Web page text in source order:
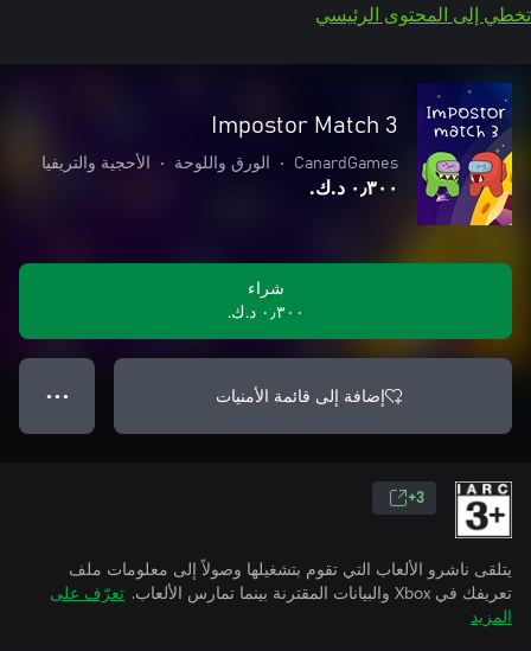
تخطي إلى المحتوى الرئيسي
Impostor Match 3
CanardGames
• الورق واللوحة • الأحجية والتريفيا
٠٫٣٠٠ د.ك.‏
شراء
٠٫٣٠٠ د.ك.‏
إضافة إلى قائمة الأمنيات ● ● ●
3+
يتلقى ناشرو الألعاب التي تقوم بتشغيلها وصولاً إلى معلومات ملف
تعريفك في Xbox والبيانات المقترنة بينما تمارس الألعاب.
تعرّف على
المزيد